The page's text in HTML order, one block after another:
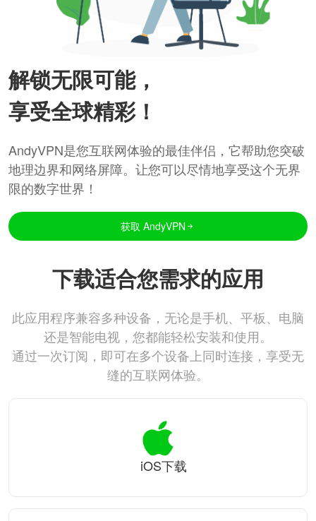
解锁无限可能，
享受全球精彩！
AndyVPN是您互联网体验的最佳伴侣，它帮助您突破
地理边界和网络屏障。让您可以尽情地享受这个无界
限的数字世界！
获取 AndyVPN
下载适合您需求的应用
此应用程序兼容多种设备，无论是手机、平板、电脑
还是智能电视，您都能轻松安装和使用。
通过一次订阅，即可在多个设备上同时连接，享受无
缝的互联网体验。
iOS下载